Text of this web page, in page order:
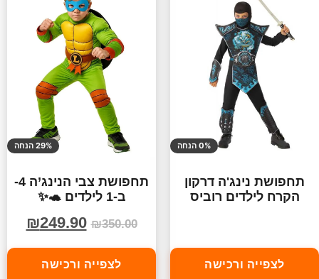
0% הנחה
תחפושת נינג'ה דרקון
הקרח לילדים רוביס
לצפייה ורכישה
29% הנחה
תחפושת צבי הנינג’ה 4-
ב-1 לילדים 🐢✨
₪350.00
₪249.90
לצפייה ורכישה